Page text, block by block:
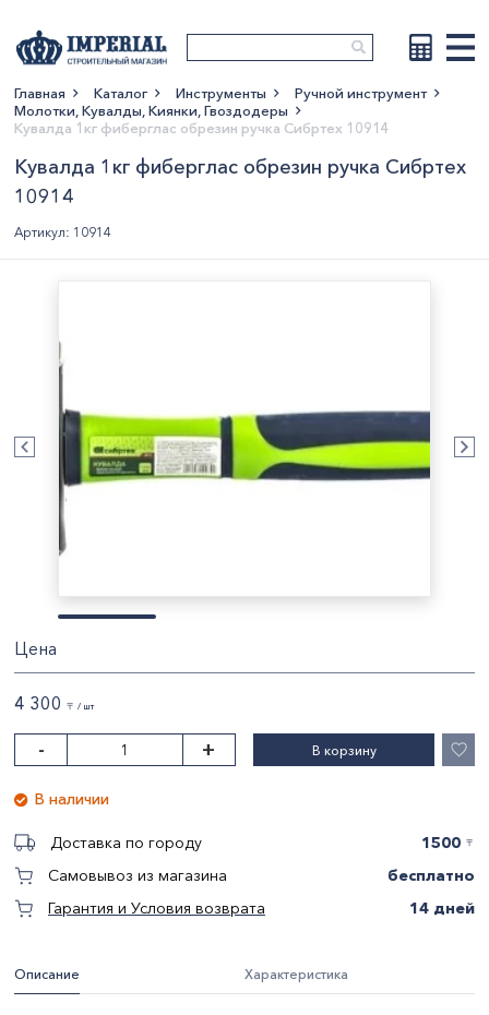
Показать больше
Главная Каталог Инструменты
Ручной инструмент
Молотки, Кувалды, Киянки, Гвоздодеры
Кувалда 1кг фиберглас обрезин ручка Сибртех 10914
Кувалда 1кг фиберглас обрезин ручка Сибртех
10914
Артикул: 10914
Описание Характеристика
Цена
4 300 〒 / шт
- + В корзину
В наличии
Доставка по городу 1500 〒
Самовывоз из магазина
бесплатно
Гарантия и Условия возврата
14 дней